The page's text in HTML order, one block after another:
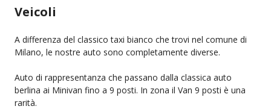
Veicoli
A differenza del classico taxi bianco che trovi nel comune di
Milano, le nostre auto sono completamente diverse.
Auto di rappresentanza che passano dalla classica auto
berlina ai Minivan fino a 9 posti. In zona il Van 9 posti è una
rarità.